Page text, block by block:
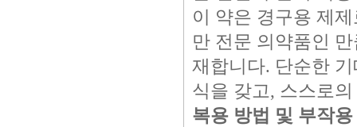
이 약은 경구용 제
만 전문 의약품인
재합니다. 단순한
식을 갖고, 스스로
복용 방법 및 부작